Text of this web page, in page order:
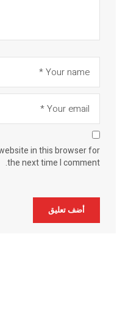
in this browser for
the next time I comment.